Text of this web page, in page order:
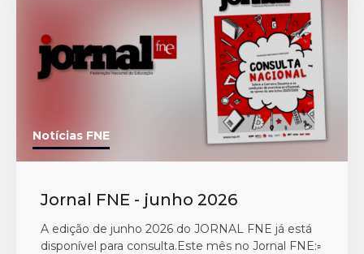
Notícias FNE
Jornal FNE - junho 2026
A edição de junho 2026 do JORNAL FNE já está
disponível para consulta.Este mês no Jornal FNE:▫️